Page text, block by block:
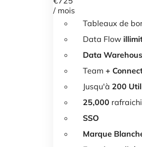
/ mois
Tableaux de
Data Flow
Data
Team +
Jusqu'à 200
25,000
SSO
Marque